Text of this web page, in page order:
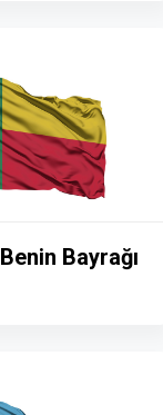
Benin Bayrağı